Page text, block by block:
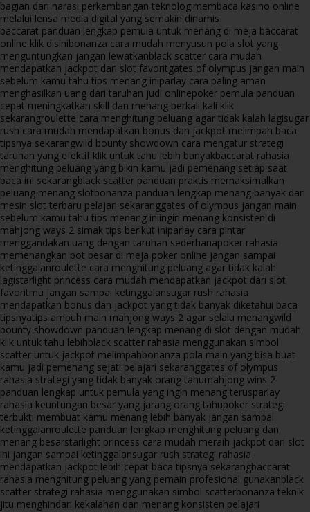
bagian dari narasi perkembangan teknologimembaca kasino online
melalui lensa media digital yang semakin dinamis
baccarat panduan lengkap pemula untuk menang di meja baccarat
online klik disinibonanza cara mudah menyusun pola slot yang
menguntungkan jangan lewatkanblack scatter cara mudah
mendapatkan jackpot dari slot favoritgates of olympus jangan main
sebelum kamu tahu tips menang iniparlay cara paling aman
menghasilkan uang dari taruhan judi onlinepoker pemula panduan
cepat meningkatkan skill dan menang berkali kali klik
sekarangroulette cara menghitung peluang agar tidak kalah lagisugar
rush cara mudah mendapatkan bonus dan jackpot melimpah baca
tipsnya sekarangwild bounty showdown cara mengatur strategi
taruhan yang efektif klik untuk tahu lebih banyakbaccarat rahasia
menghitung peluang yang bikin kamu jadi pemenang setiap saat
baca ini sekarangblack scatter panduan praktis memaksimalkan
peluang menang slotbonanza panduan lengkap menang banyak dari
mesin slot terbaru pelajari sekaranggates of olympus jangan main
sebelum kamu tahu tips menang iniingin menang konsisten di
mahjong ways 2 simak tips berikut iniparlay cara pintar
menggandakan uang dengan taruhan sederhanapoker rahasia
memenangkan pot besar di meja poker online jangan sampai
ketinggalanroulette cara menghitung peluang agar tidak kalah
lagistarlight princess cara mudah mendapatkan jackpot dari slot
favoritmu jangan sampai ketinggalansugar rush rahasia
mendapatkan bonus dan jackpot yang tidak banyak diketahui baca
tipsnyatips ampuh main mahjong ways 2 agar selalu menangwild
bounty showdown panduan lengkap menang di slot dengan mudah
klik untuk tahu lebihblack scatter rahasia menggunakan simbol
scatter untuk jackpot melimpahbonanza pola main yang bisa buat
kamu jadi pemenang sejati pelajari sekaranggates of olympus
rahasia strategi yang tidak banyak orang tahumahjong wins 2
panduan lengkap untuk pemula yang ingin menang terusparlay
rahasia keuntungan besar yang jarang orang tahupoker strategi
terbukti membuat kamu menang lebih banyak jangan sampai
ketinggalanroulette panduan lengkap menghitung peluang dan
menang besarstarlight princess cara mudah meraih jackpot dari slot
ini jangan sampai ketinggalansugar rush strategi rahasia
mendapatkan jackpot lebih cepat baca tipsnya sekarangbaccarat
rahasia menghitung peluang yang pemain profesional gunakanblack
scatter strategi rahasia menggunakan simbol scatterbonanza teknik
jitu menghindari kekalahan dan menang konsisten pelajari